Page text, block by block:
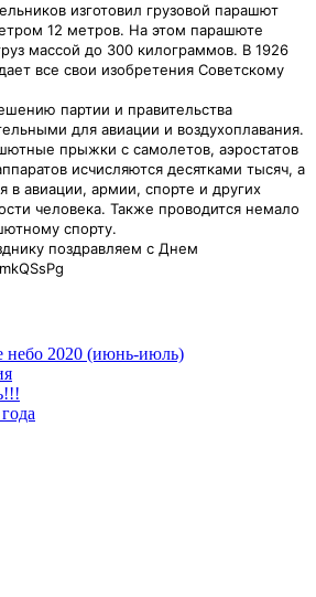
изготовил грузовой парашют
12 метров. На этом парашюте
массой до 300 килограммов. В 1926
все свои изобретения Советскому
партии и правительства
для авиации и воздухоплавания.
прыжки с самолетов, аэростатов
исчисляются десятками тысяч, а
авиации, армии, спорте и других
человека. Также проводится немало
спорту.
поздравляем с Днем
небо 2020 (июнь-июль)